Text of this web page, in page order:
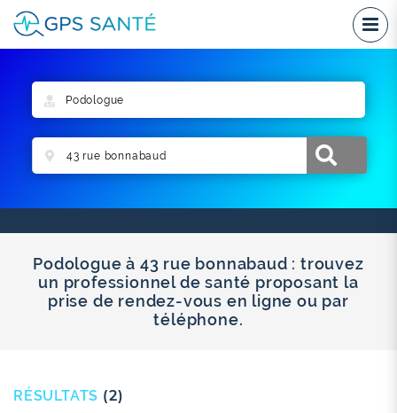
Podologue à 43 rue bonnabaud : trouvez
un professionnel de santé proposant la
prise de rendez-vous en ligne ou par
téléphone.
RÉSULTATS (2)